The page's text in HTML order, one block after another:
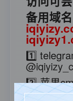
备用域名
1️⃣
2️⃣ 苹果
https://